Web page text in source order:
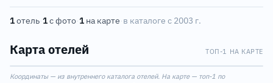
1отель·1с фото·1 на карте·в каталоге с 2003 г.
Карта отелей ТОП-1 НА КАРТЕ
1
Координаты — из внутреннего каталога отелей. На карте — топ-1 по